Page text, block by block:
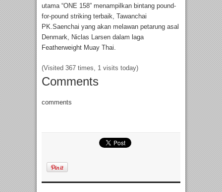
utama “ONE 158” menampilkan bintang pound-
for-pound striking terbaik, Tawanchai
PK.Saenchai yang akan melawan petarung asal
Denmark, Niclas Larsen dalam laga
Featherweight Muay Thai.
(Visited 367 times, 1 visits today)
Comments
comments